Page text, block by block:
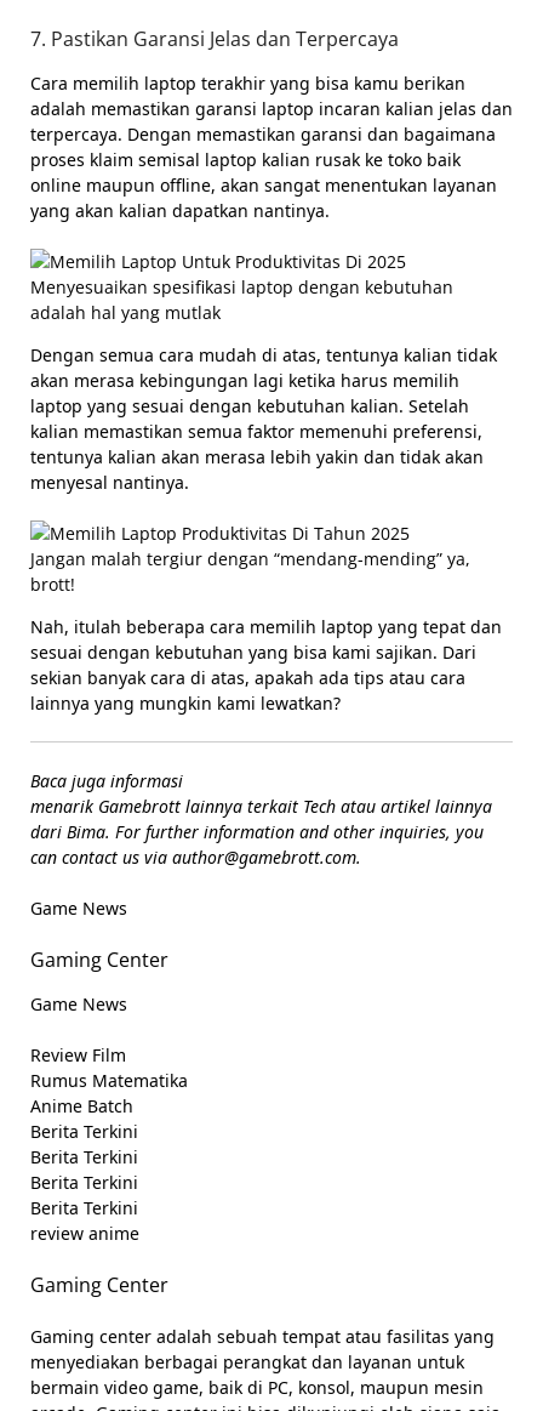
7. Pastikan Garansi Jelas dan Terpercaya
Cara memilih laptop terakhir yang bisa kamu berikan
adalah memastikan garansi laptop incaran kalian jelas dan
terpercaya. Dengan memastikan garansi dan bagaimana
proses klaim semisal laptop kalian rusak ke toko baik
online maupun offline, akan sangat menentukan layanan
yang akan kalian dapatkan nantinya.
Menyesuaikan spesifikasi laptop dengan kebutuhan
adalah hal yang mutlak
Dengan semua cara mudah di atas, tentunya kalian tidak
akan merasa kebingungan lagi ketika harus memilih
laptop yang sesuai dengan kebutuhan kalian. Setelah
kalian memastikan semua faktor memenuhi preferensi,
tentunya kalian akan merasa lebih yakin dan tidak akan
menyesal nantinya.
Jangan malah tergiur dengan “mendang-mending” ya,
brott!
Nah, itulah beberapa cara memilih laptop yang tepat dan
sesuai dengan kebutuhan yang bisa kami sajikan. Dari
sekian banyak cara di atas, apakah ada tips atau cara
lainnya yang mungkin kami lewatkan?
Baca juga informasi
menarik Gamebrott lainnya terkait Tech atau artikel lainnya
dari Bima. For further information and other inquiries, you
can contact us via author@gamebrott.com.
Game News
Gaming Center
Game News
Review Film
Rumus Matematika
Anime Batch
Berita Terkini
Berita Terkini
Berita Terkini
Berita Terkini
review anime
Gaming Center
Gaming center adalah sebuah tempat atau fasilitas yang
menyediakan berbagai perangkat dan layanan untuk
bermain video game, baik di PC, konsol, maupun mesin